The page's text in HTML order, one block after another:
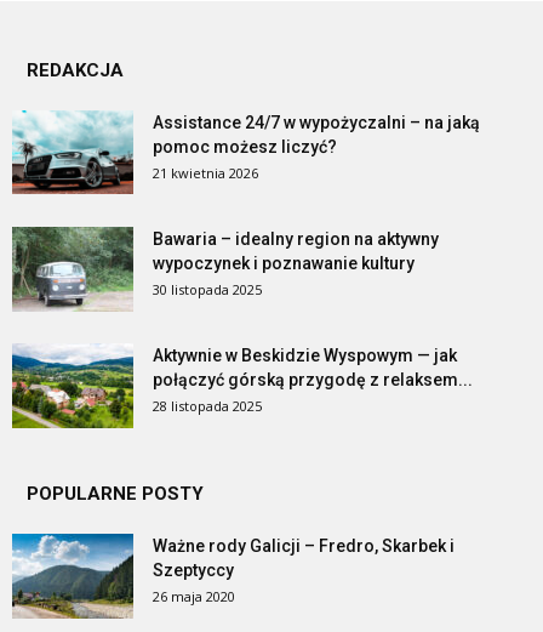
REDAKCJA
Assistance 24/7 w wypożyczalni – na jaką
pomoc możesz liczyć?
21 kwietnia 2026
Bawaria – idealny region na aktywny
wypoczynek i poznawanie kultury
30 listopada 2025
Aktywnie w Beskidzie Wyspowym — jak
połączyć górską przygodę z relaksem...
28 listopada 2025
POPULARNE POSTY
Ważne rody Galicji – Fredro, Skarbek i
Szeptyccy
26 maja 2020